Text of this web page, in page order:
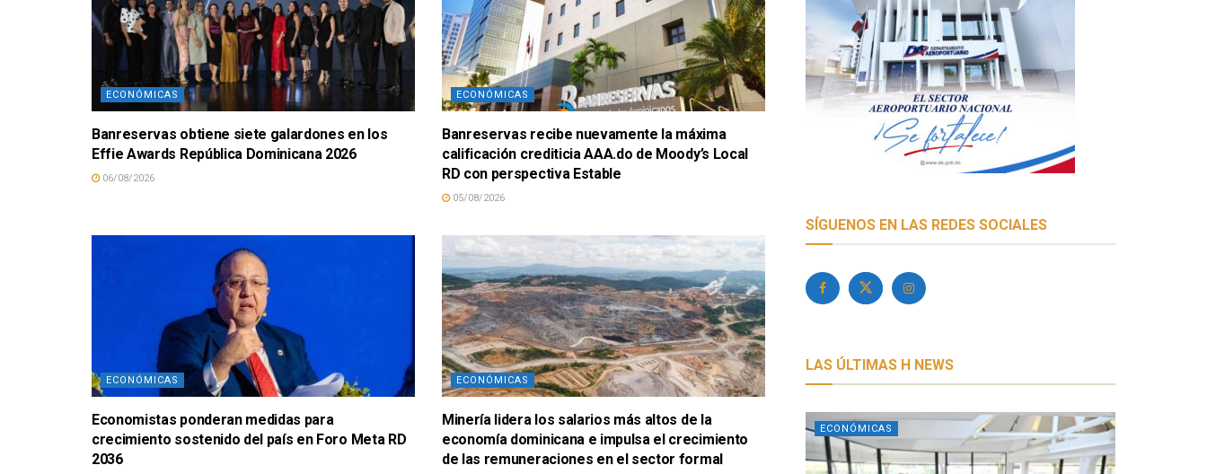
ECONÓMICAS
Banreservas obtiene siete galardones en los
Effie Awards República Dominicana 2026
06/08/2026
ECONÓMICAS
Banreservas recibe nuevamente la máxima
calificación crediticia AAA.do de Moody’s Local
RD con perspectiva Estable
05/08/2026
ECONÓMICAS
Economistas ponderan medidas para
crecimiento sostenido del país en Foro Meta RD
2036
ECONÓMICAS
Minería lidera los salarios más altos de la
economía dominicana e impulsa el crecimiento
de las remuneraciones en el sector formal
SÍGUENOS EN LAS REDES SOCIALES
LAS ÚLTIMAS H NEWS
ECONÓMICAS